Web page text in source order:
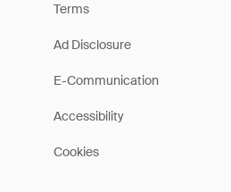
Terms
Ad Disclosure
E-Communication
Accessibility
Cookies